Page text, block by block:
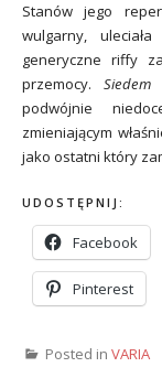
Stanów jego
wulgarny,
generyczne riffy
przemocy.
podwójnie
zmieniającym
jako ostatni który
UDOSTĘPNIJ:
Facebook
Pinterest
Posted in VARIA